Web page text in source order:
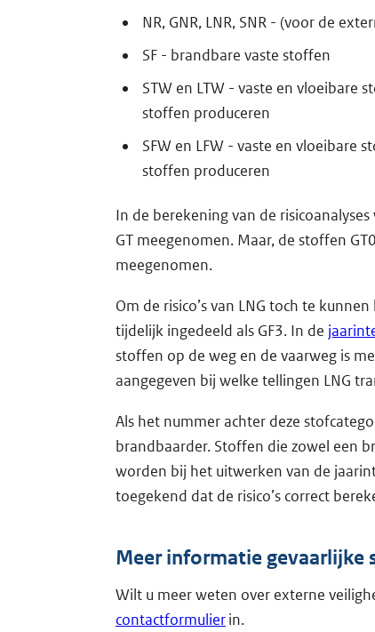
NR, GNR, LNR, SNR - (voor de
SF - brandbare vaste stoffen
STW en LTW - vaste en vloeibare
stoffen produceren
SFW en LFW - vaste en vloeibare
stoffen produceren
In de berekening van de risicoanalyses
GT meegenomen. Maar, de stoffen
meegenomen.
Om de risico’s van LNG toch te
tijdelijk ingedeeld als GF3. In de
stoffen op de weg en de vaarweg is
aangegeven bij welke tellingen LNG
Als het nummer achter deze
brandbaarder. Stoffen die zowel een
worden bij het uitwerken van de
toegekend dat de risico’s correct
Meer informatie gevaarlijke
Wilt u meer weten over externe
contactformulierin.